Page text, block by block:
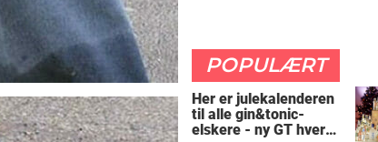
POPULÆRT
Her er julekalenderen
til alle gin&tonic-
elskere - ny GT hver